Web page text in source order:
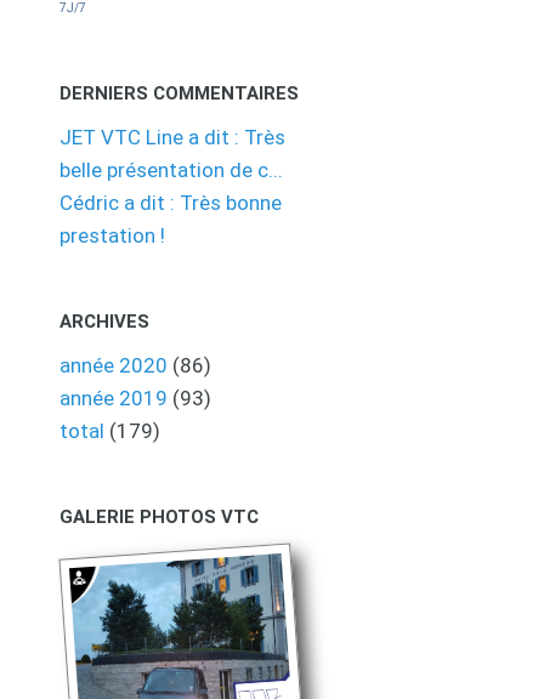
7J/7
DERNIERS COMMENTAIRES
JET VTC Line a dit : Très
belle présentation de c...
Cédric a dit : Très bonne
prestation !
ARCHIVES
année 2020 (86)
année 2019 (93)
total (179)
GALERIE PHOTOS VTC